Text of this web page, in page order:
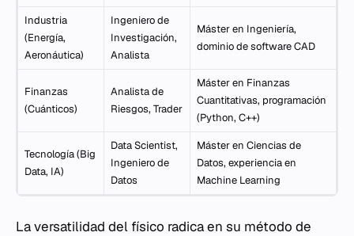
Industria
(Energía,
Aeronáutica)
Ingeniero de
Investigación,
Analista
Máster en Ingeniería,
dominio de software CAD
Finanzas
(Cuánticos)
Analista de
Riesgos, Trader
Máster en Finanzas
Cuantitativas, programación
(Python, C++)
Tecnología (Big
Data, IA)
Data Scientist,
Ingeniero de
Datos
Máster en Ciencias de
Datos, experiencia en
Machine Learning
La versatilidad del físico radica en su método de